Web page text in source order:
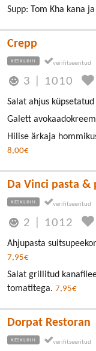
Supp: Tom Kha kana
Crepp
KESKLINN
3 1010
Salat ahjus
Galett
Hilise ärkaja
8,00€
Da Vinci pasta &
KESKLINN
2 1012
Ahjupasta
7,95€
Salat grillitud
tomatitega. 7,95€
Dorpat Restoran
KESKLINN